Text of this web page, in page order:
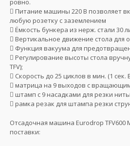
ровно.
 Питание машины 220 В позволяет
любую розетку с заземлением
 Ёмкость бункера из нерж. стали 30
 Вертикальное движение стола для
 Функция вакуума для
 Регулирование высоты стола
TFV);
 Скорость до 25 циклов в мин. (1
 матрица на 9 выходов с
 штамп с 9 насадками для резки
 рамка резак для штампа резки
Отсадочная машина Eurodrop TFV600
поставки: